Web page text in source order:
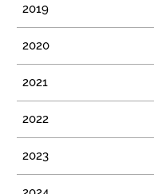
2019
2020
2021
2022
2023